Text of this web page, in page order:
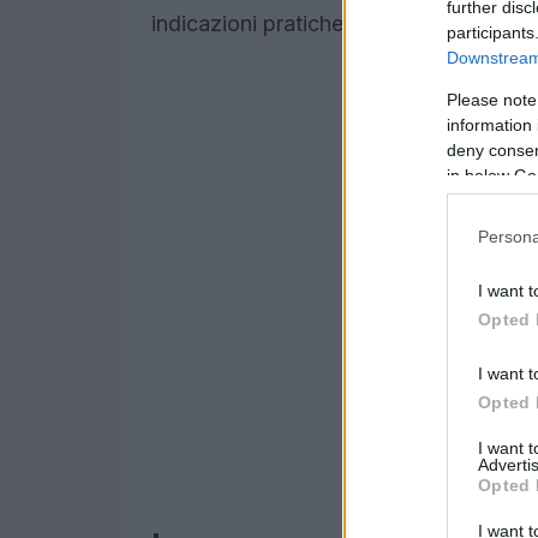
further
Please
information
deny
in below
I want
Opted
I want
Opted
I want
Opted
I want
indicazioni pratiche per navigare nel